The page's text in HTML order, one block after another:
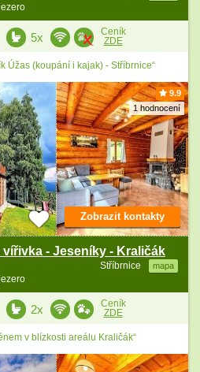
5x
Ceník
ZDE
Úžas (koupání i kajak) - Stříbrnice“
9.9
1 hodnocení
- Jeseníky - Kraličák
Stříbrnice mapa
Zobrazit kontakty
2x
Ceník
ZDE
v blízkosti areálu Kraličák“